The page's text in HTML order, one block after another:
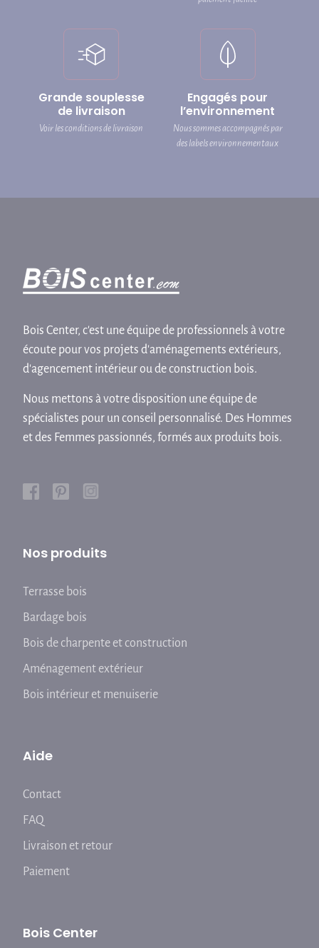
Grande souplesse
de livraison
Voir les conditions de livraison
Engagés pour
l’environnement
Nous sommes accompagnés par
des labels environnementaux
Bois Center, c'est une équipe de professionnels à votre
écoute pour vos projets d'aménagements extérieurs,
d'agencement intérieur ou de construction bois.
Nous mettons à votre disposition une équipe de
spécialistes pour un conseil personnalisé. Des Hommes
et des Femmes passionnés, formés aux produits bois.
Nos produits
Terrasse bois
Bardage bois
Bois de charpente et construction
Aménagement extérieur
Bois intérieur et menuiserie
Aide
Contact
FAQ
Livraison et retour
Paiement
Bois Center